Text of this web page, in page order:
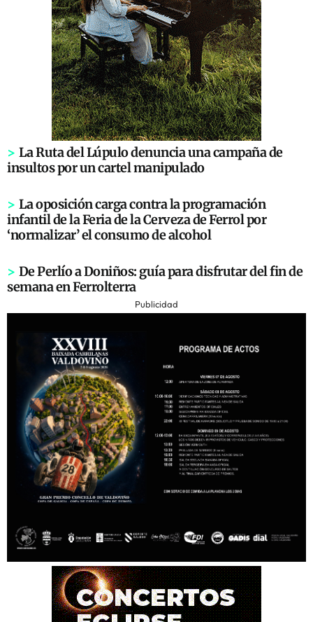
> La Ruta del Lúpulo denuncia una campaña de
insultos por un cartel manipulado
> La oposición carga contra la programación
infantil de la Feria de la Cerveza de Ferrol por
‘normalizar’ el consumo de alcohol
> De Perlío a Doniños: guía para disfrutar del fin de
semana en Ferrolterra
Publicidad